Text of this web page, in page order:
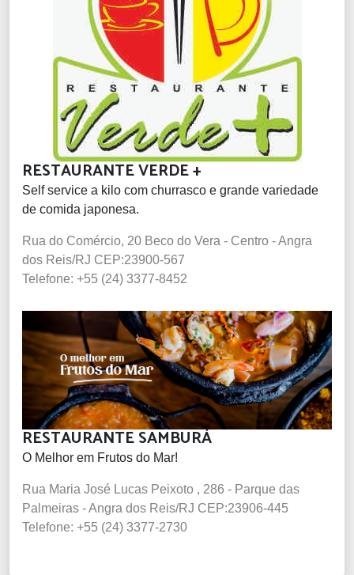
RESTAURANTE VERDE +
Self service a kilo com churrasco e grande variedade
de comida japonesa.
Rua do Comércio, 20 Beco do Vera - Centro - Angra
dos Reis/RJ CEP:23900-567
Telefone: +55 (24) 3377-8452
RESTAURANTE SAMBURÁ
O Melhor em Frutos do Mar!
Rua Maria José Lucas Peixoto , 286 - Parque das
Palmeiras - Angra dos Reis/RJ CEP:23906-445
Telefone: +55 (24) 3377-2730